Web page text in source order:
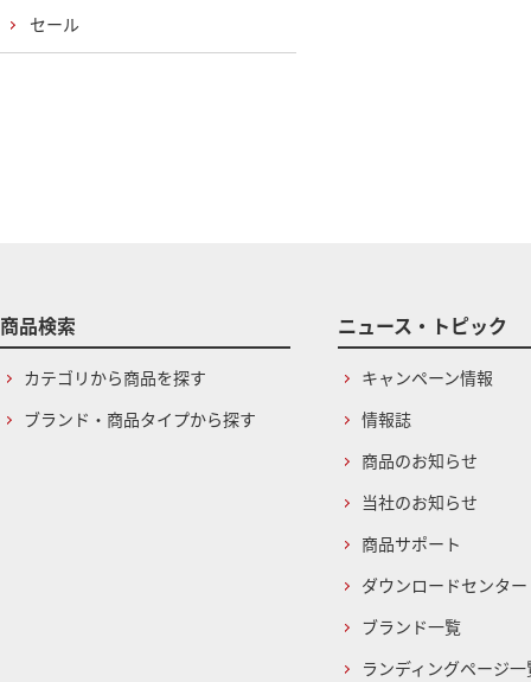
セール
商品検索
カテゴリから商品を探す
ブランド・商品タイプから探す
ニュース・トピック
キャンペーン情報
情報誌
商品のお知らせ
当社のお知らせ
商品サポート
ダウンロードセンター
ブランド一覧
ランディングページ一